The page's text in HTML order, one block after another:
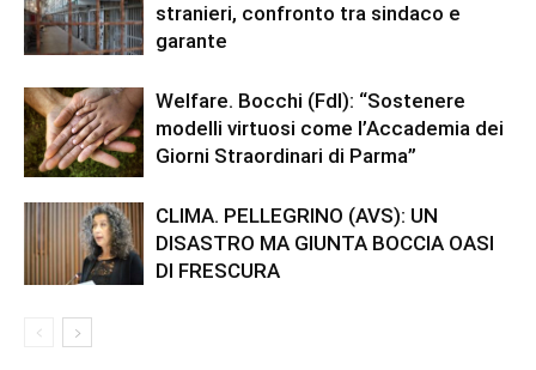
stranieri, confronto tra sindaco e
garante
Welfare. Bocchi (FdI): “Sostenere
modelli virtuosi come l’Accademia dei
Giorni Straordinari di Parma”
CLIMA. PELLEGRINO (AVS): UN
DISASTRO MA GIUNTA BOCCIA OASI
DI FRESCURA